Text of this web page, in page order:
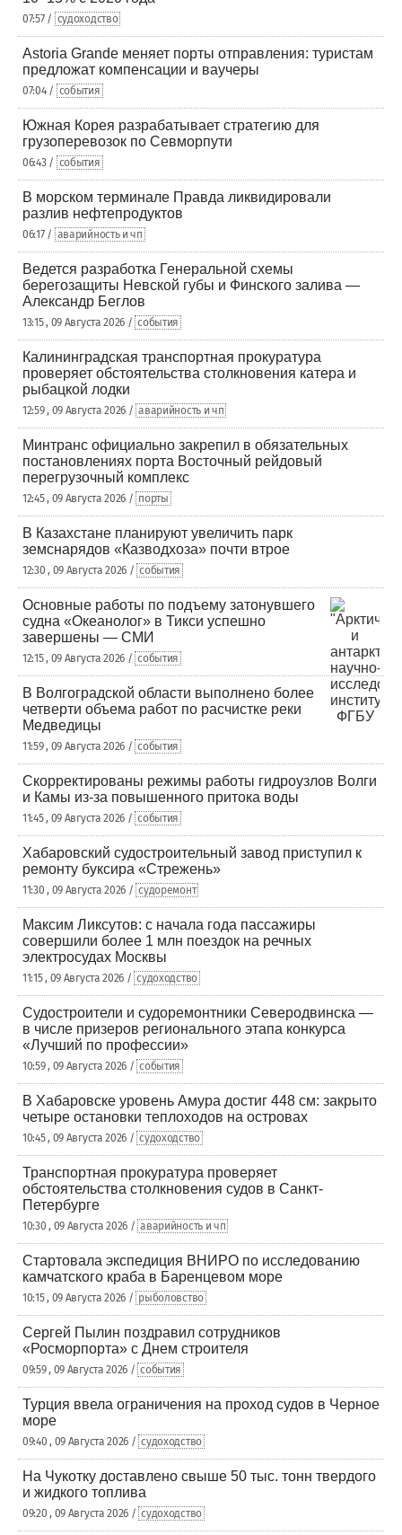
07:57 / судоходство
Astoria Grande меняет порты отправления: туристам
предложат компенсации и ваучеры
07:04 / события
Южная Корея разрабатывает стратегию для
грузоперевозок по Севморпути
06:43 / события
В морском терминале Правда ликвидировали
разлив нефтепродуктов
06:17 / аварийность и чп
Ведется разработка Генеральной схемы
берегозащиты Невской губы и Финского залива —
Александр Беглов
13:15 , 09 Августа 2026 / события
Калининградская транспортная прокуратура
проверяет обстоятельства столкновения катера и
рыбацкой лодки
12:59 , 09 Августа 2026 / аварийность и чп
Минтранс официально закрепил в обязательных
постановлениях порта Восточный рейдовый
перегрузочный комплекс
12:45 , 09 Августа 2026 / порты
В Казахстане планируют увеличить парк
земснарядов «Казводхоза» почти втрое
12:30 , 09 Августа 2026 / события
Основные работы по подъему затонувшего
судна «Океанолог» в Тикси успешно
завершены — СМИ
12:15 , 09 Августа 2026 / события
В Волгоградской области выполнено более
четверти объема работ по расчистке реки
Медведицы
11:59 , 09 Августа 2026 / события
Скорректированы режимы работы гидроузлов Волги
и Камы из-за повышенного притока воды
11:45 , 09 Августа 2026 / события
Хабаровский судостроительный завод приступил к
ремонту буксира «Стрежень»
11:30 , 09 Августа 2026 / судоремонт
Максим Ликсутов: с начала года пассажиры
совершили более 1 млн поездок на речных
электросудах Москвы
11:15 , 09 Августа 2026 / судоходство
Судостроители и судоремонтники Северодвинска —
в числе призеров регионального этапа конкурса
«Лучший по профессии»
10:59 , 09 Августа 2026 / события
В Хабаровске уровень Амура достиг 448 см: закрыто
четыре остановки теплоходов на островах
10:45 , 09 Августа 2026 / судоходство
Транспортная прокуратура проверяет
обстоятельства столкновения судов в Санкт-
Петербурге
10:30 , 09 Августа 2026 / аварийность и чп
Стартовала экспедиция ВНИРО по исследованию
камчатского краба в Баренцевом море
10:15 , 09 Августа 2026 / рыболовство
Сергей Пылин поздравил сотрудников
«Росморпорта» с Днем строителя
09:59 , 09 Августа 2026 / события
Турция ввела ограничения на проход судов в Черное
море
09:40 , 09 Августа 2026 / судоходство
На Чукотку доставлено свыше 50 тыс. тонн твердого
и жидкого топлива
09:20 , 09 Августа 2026 / судоходство